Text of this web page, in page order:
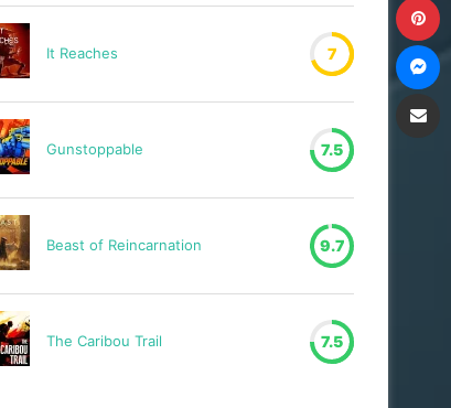
It Reaches 7
Gunstoppable 7.5
Beast of Reincarnation 9.7
The Caribou Trail 7.5